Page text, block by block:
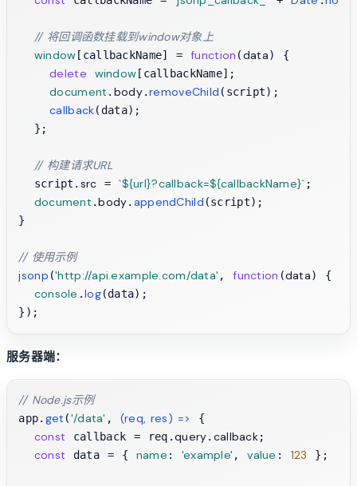
// 将回调函数挂载到window对象上
window [callbackName] = function (data) {
delete window [callbackName];
document . body.removeChild (script);
callback(data);
  };
// 构建请求URL
  script.
src = `${url}?callback=${callbackName}` ;
document .body. appendChild (script);
}
// 使用示例
jsonp ('http://api.example.com/data' , function (data) {
console .log(data);
服务器端：
// Node.js示例
app. get ('/data' , (req, res) => {
const callback = req.query. callback;
const data = { name : 'example' , value : 123 };